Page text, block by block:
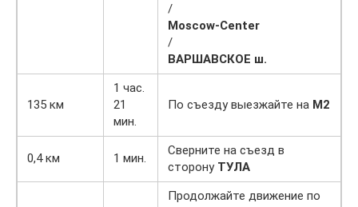
/
Moscow-Center
/
ВАРШАВСКОЕ ш.
135 км
1 час.
21
мин.
По съезду выезжайте на М2
0,4 км 1 мин.
Сверните на съезд в
сторону ТУЛА
Продолжайте движение по